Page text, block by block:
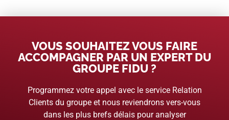
VOUS SOUHAITEZ VOUS FAIRE
ACCOMPAGNER PAR UN EXPERT DU
GROUPE FIDU ?
Programmez votre appel avec le service Relation
Clients du groupe et nous reviendrons vers-vous
dans les plus brefs délais pour analyser